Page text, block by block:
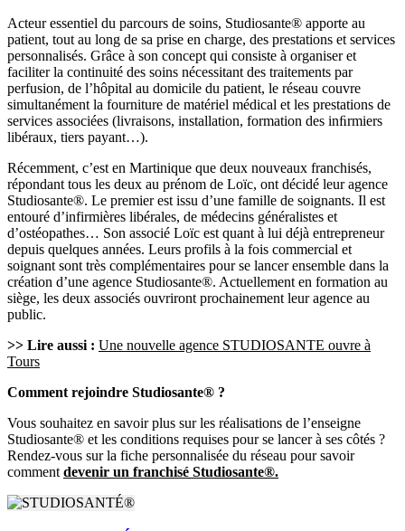
Acteur essentiel du parcours de soins, Studiosante® apporte au
patient, tout au long de sa prise en charge, des prestations et services
personnalisés. Grâce à son concept qui consiste à organiser et
faciliter la continuité des soins nécessitant des traitements par
perfusion, de l’hôpital au domicile du patient, le réseau couvre
simultanément la fourniture de matériel médical et les prestations de
services associées (livraisons, installation, formation des inﬁrmiers
libéraux, tiers payant…).
Récemment, c’est en Martinique que deux nouveaux franchisés,
répondant tous les deux au prénom de Loïc, ont décidé leur agence
Studiosante®. Le premier est issu d’une famille de soignants. Il est
entouré d’infirmières libérales, de médecins généralistes et
d’ostéopathes… Son associé Loïc est quant à lui déjà entrepreneur
depuis quelques années. Leurs profils à la fois commercial et
soignant sont très complémentaires pour se lancer ensemble dans la
création d’une agence Studiosante®. Actuellement en formation au
siège, les deux associés ouvriront prochainement leur agence au
public.
>> Lire aussi : Une nouvelle agence STUDIOSANTE ouvre à
Tours
Comment rejoindre Studiosante® ?
Vous souhaitez en savoir plus sur les réalisations de l’enseigne
Studiosante® et les conditions requises pour se lancer à ses côtés ?
Rendez-vous sur la fiche personnalisée du réseau pour savoir
comment devenir un franchisé Studiosante®.